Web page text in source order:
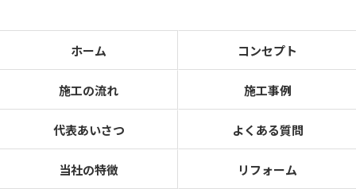
ホーム コンセプト
施工の流れ 施工事例
代表あいさつ よくある質問
当社の特徴 リフォーム